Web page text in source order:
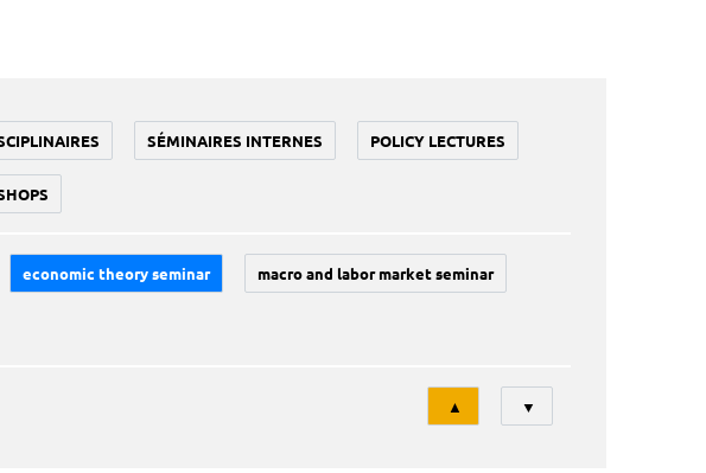
SÉMINAIRES INTERNES POLICY LECTURES
economic theory seminar macro and labor market seminar
Tri
▲ ▼